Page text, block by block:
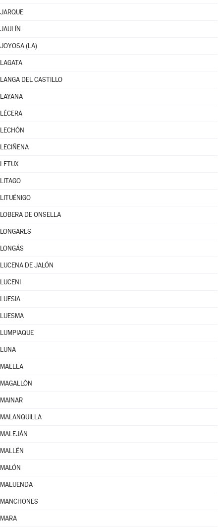
JARQUE
JAULÍN
JOYOSA (LA)
LAGATA
LANGA DEL CASTILLO
LAYANA
LÉCERA
LECHÓN
LECIÑENA
LETUX
LITAGO
LITUÉNIGO
LOBERA DE ONSELLA
LONGARES
LONGÁS
LUCENA DE JALÓN
LUCENI
LUESIA
LUESMA
LUMPIAQUE
LUNA
MAELLA
MAGALLÓN
MAINAR
MALANQUILLA
MALEJÁN
MALLÉN
MALÓN
MALUENDA
MANCHONES
MARA